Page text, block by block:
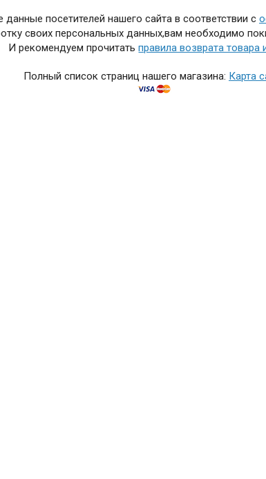
посетителей нашего сайта в соответствии с
своих персональных данных,вам необходимо
И рекомендуем прочитатьправила возврата товара
Полный список страниц нашего магазина: Карта